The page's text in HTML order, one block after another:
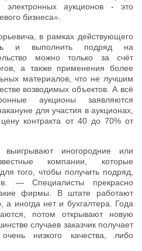
электронных аукционов - это
бизнеса».
в рамках действующего
и выполнить подряд на
можно только за счёт
а также применения более
материалов, что не лучшим
возводимых объектов. А всё
аукционы заявляются
для участия в аукционах,
контракта от 40 до 70% от
иногородние или
компании, которые
того, чтобы получить подряд,
— Специалисты прекрасно
фирмы. В штате работают
а иногда нет и бухгалтера. Года
потом открывают новую
случаев заказчик получает
низкого качества, либо